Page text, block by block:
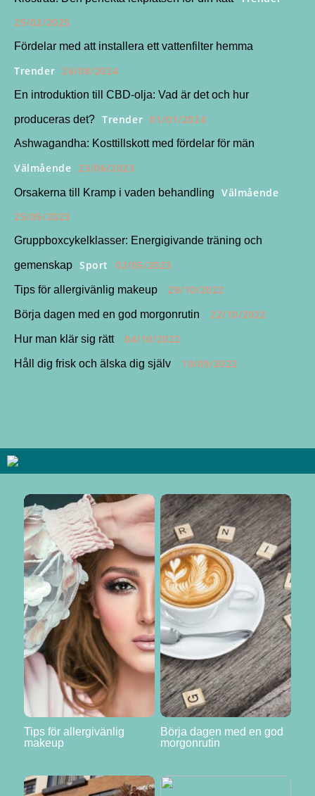
25/02/2025
Fördelar med att installera ett vattenfilter hemma
Trender 26/08/2024
En introduktion till CBD-olja: Vad är det och hur
produceras det? Trender 01/01/2024
Ashwagandha: Kosttillskott med fördelar för män
Välmående 23/06/2023
Orsakerna till Kramp i vaden behandling
Välmående
25/05/2023
Gruppboxcykelklasser: Energigivande träning och
gemenskap Sport 02/05/2023
Tips för allergivänlig makeup 28/10/2022
Börja dagen med en god morgonrutin 22/10/2022
Hur man klär sig rätt 04/10/2022
Håll dig frisk och älska dig själv 10/09/2022
Tips för allergivänlig
makeup
Börja dagen med en god
morgonrutin